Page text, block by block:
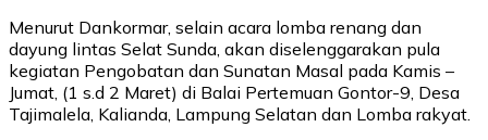
Menurut Dankormar, selain acara lomba renang dan
dayung lintas Selat Sunda, akan diselenggarakan pula
kegiatan Pengobatan dan Sunatan Masal pada Kamis –
Jumat, (1 s.d 2 Maret) di Balai Pertemuan Gontor-9, Desa
Tajimalela, Kalianda, Lampung Selatan dan Lomba rakyat.